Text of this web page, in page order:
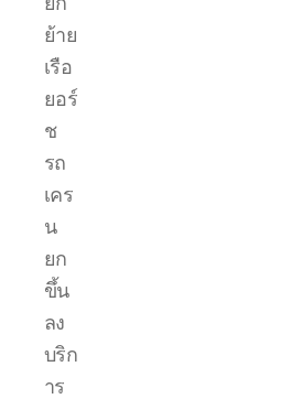
ใหญ่
เครน
ยก
ขึ้น
จาก
น้ำ
โทร
0818900005
บริษัท
เรา
เชี่ยวชาญ
งาน
ย้าย
เรือ
ยอร์
ช
รถ
เคร
น
ยก
ขึ้น
ลง
บริก
าร